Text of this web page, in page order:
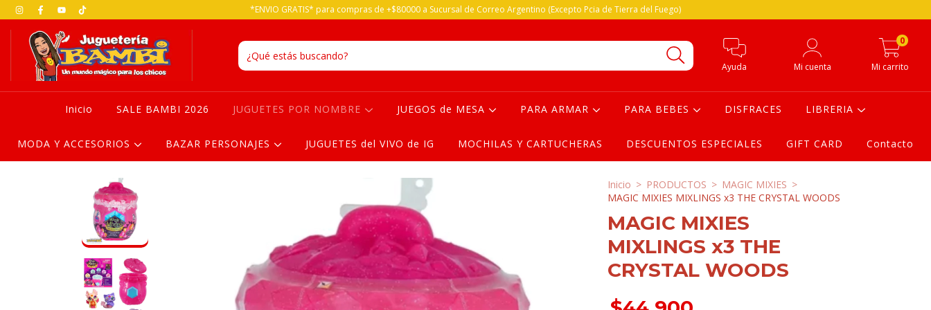
*ENVIO GRATIS* para compras de +$80000 a Sucursal de Correo Argentino (Excepto Pcia de Tierra del Fuego)
Ayuda Mi cuenta Mi carrito
0
Inicio SALE BAMBI 2026 JUGUETES POR NOMBRE JUEGOS de MESA PARA ARMAR PARA BEBES DISFRACES LIBRERIA
MODA Y ACCESORIOS BAZAR PERSONAJES JUGUETES del VIVO de IG MOCHILAS Y CARTUCHERAS DESCUENTOS ESPECIALES GIFT CARD Contacto
Inicio > PRODUCTOS > MAGIC MIXIES >
MAGIC MIXIES MIXLINGS x3 THE CRYSTAL WOODS
MAGIC MIXIES
MIXLINGS x3 THE
CRYSTAL WOODS